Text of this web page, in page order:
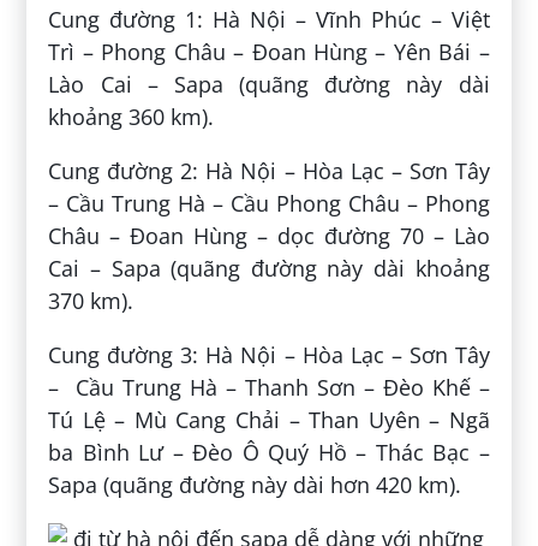
Cung đường 1: Hà Nội – Vĩnh Phúc – Việt
Trì – Phong Châu – Đoan Hùng – Yên Bái –
Lào Cai – Sapa (quãng đường này dài
khoảng 360 km).
Cung đường 2: Hà Nội – Hòa Lạc – Sơn Tây
– Cầu Trung Hà – Cầu Phong Châu – Phong
Châu – Đoan Hùng – dọc đường 70 – Lào
Cai – Sapa (quãng đường này dài khoảng
370 km).
Cung đường 3: Hà Nội – Hòa Lạc – Sơn Tây
– Cầu Trung Hà – Thanh Sơn – Đèo Khế –
Tú Lệ – Mù Cang Chải – Than Uyên – Ngã
ba Bình Lư – Đèo Ô Quý Hồ – Thác Bạc –
Sapa (quãng đường này dài hơn 420 km).